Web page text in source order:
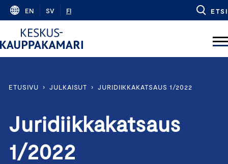
Skip
content
EN SV FI ETSI
ETUSIVU › JULKAISUT › JURIDIIKKAKATSAUS 1/2022
Juridiikkakatsaus
1/2022